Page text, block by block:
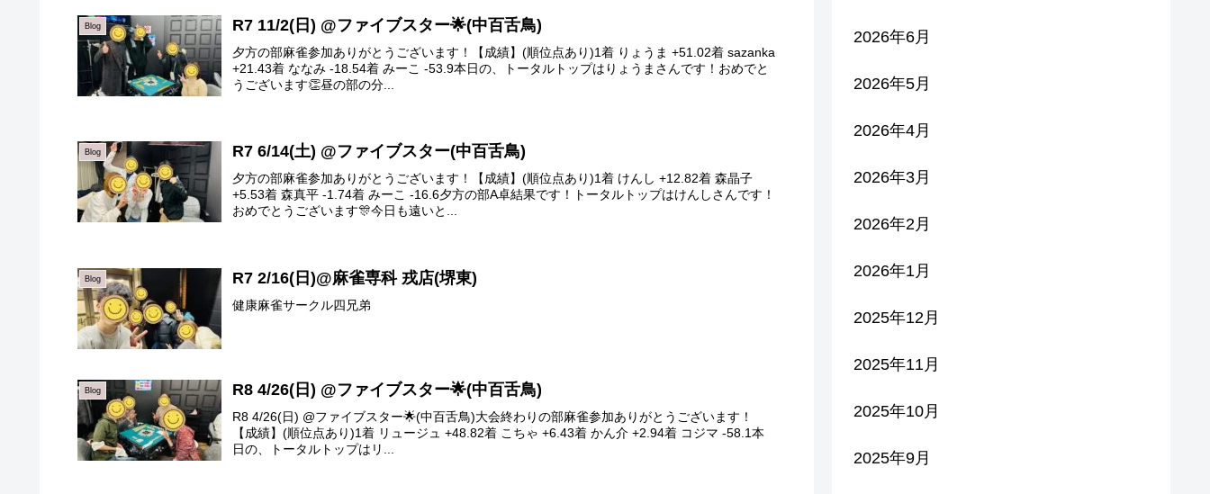
Blog R7 11/2(日) @ファイブスター🌟(中百舌鳥)
夕方の部麻雀参加ありがとうございます！【成績】(順位点あり)1着 りょうま +51.02着 sazanka
+21.43着 ななみ -18.54着 みーこ -53.9本日の、トータルトップはりょうまさんです！おめでと
うございます👏昼の部の分...
Blog R7 6/14(土) @ファイブスター(中百舌鳥)
夕方の部麻雀参加ありがとうございます！【成績】(順位点あり)1着 けんし +12.82着 森晶子
+5.53着 森真平 -1.74着 みーこ -16.6夕方の部A卓結果です！トータルトップはけんしさんです！
おめでとうございます🎊今日も遠いと...
Blog R7 2/16(日)@麻雀専科 戎店(堺東)
健康麻雀サークル四兄弟
Blog R8 4/26(日) @ファイブスター🌟(中百舌鳥)
R8 4/26(日) @ファイブスター🌟(中百舌鳥)大会終わりの部麻雀参加ありがとうございます！
【成績】(順位点あり)1着 リュージュ +48.82着 こちゃ +6.43着 かん介 +2.94着 コジマ -58.1本
日の、トータルトップはリ...
2026年6月
2026年5月
2026年4月
2026年3月
2026年2月
2026年1月
2025年12月
2025年11月
2025年10月
2025年9月